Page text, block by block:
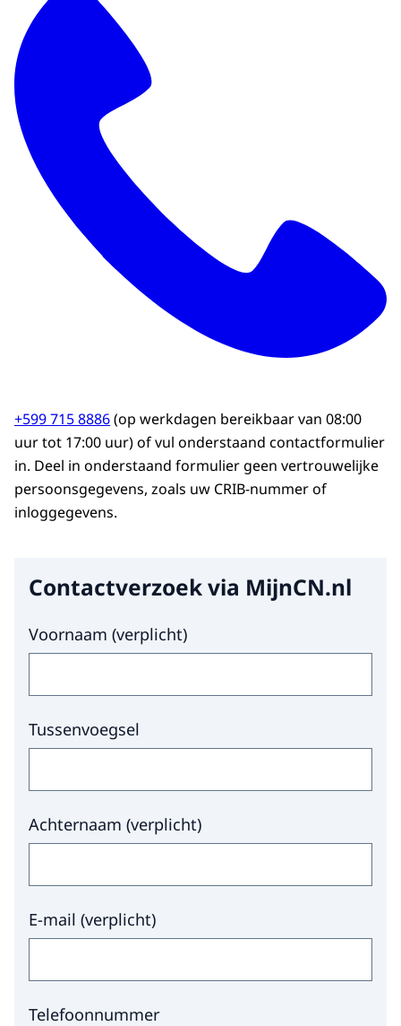
+599 715 8886(op werkdagen bereikbaar van 08:00
uur tot 17:00 uur) of vul onderstaand contactformulier
in. Deel in onderstaand formulier geen vertrouwelijke
persoonsgegevens, zoals uw CRIB-nummer of
inloggegevens.
Contactverzoek via MijnCN.nl
Voornaam (verplicht)
Tussenvoegsel
Achternaam (verplicht)
E-mail (verplicht)
Telefoonnummer
Hier niets invullen a.u.b.